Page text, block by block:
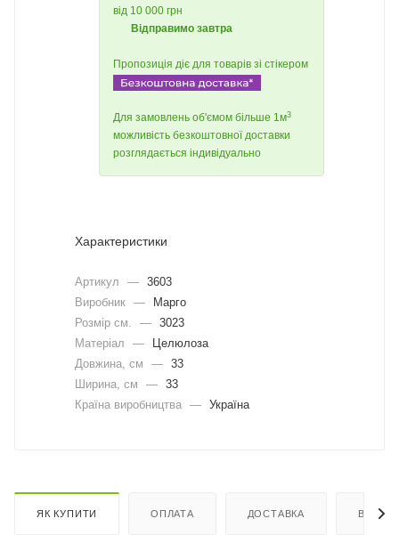
від 10 000 грн
Відправимо завтра
Пропозиція діє для товарів зі стікером
Для замовлень об'ємом більше 1м3
можливість безкоштовної доставки
розглядається індивідуально
Характеристики
Артикул — 3603
Виробник —
Марго
Розмір см.
— 3023
Матеріал
—
Целюлоза
Довжина, cм
— 33
Ширина, cм
— 33
Країна виробництва — Україна
ЯК КУПИТИ ОПЛАТА ДОСТАВКА